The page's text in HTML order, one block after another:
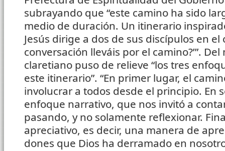
subrayando que “este camino ha sido
medio de duración. Un itinerario
Jesús dirige a dos de sus discípulos en el
conversación lleváis por el camino?’”.
claretiano puso de relieve “los tres
este itinerario”. “En primer lugar, el
involucrar a todos desde el principio. En
enfoque narrativo, que nos invitó a
pasando, y no solamente reflexionar.
apreciativo, es decir, una manera de
dones que Dios ha derramado en